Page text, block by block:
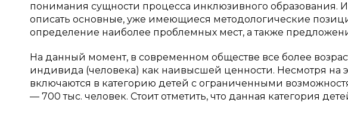
понимания сущности процесса инклюзивного образования.
описать основные, уже имеющиеся методологические
определение наиболее проблемных мест, а также
На данный момент, в современном обществе все более
индивида (человека) как наивысшей ценности. Несмотря на
включаются в категорию детей с ограниченными
— 700 тыс. человек. Стоит отметить, что данная категория